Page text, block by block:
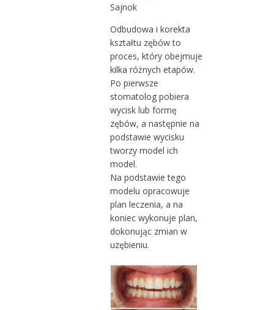
Sajnok
Odbudowa i korekta
kształtu zębów to
proces, który obejmuje
kilka różnych etapów.
Po pierwsze
stomatolog pobiera
wycisk lub formę
zębów, a następnie na
podstawie wycisku
tworzy model ich
model.
Na podstawie tego
modelu opracowuje
plan leczenia, a na
koniec wykonuje plan,
dokonując zmian w
uzębieniu.